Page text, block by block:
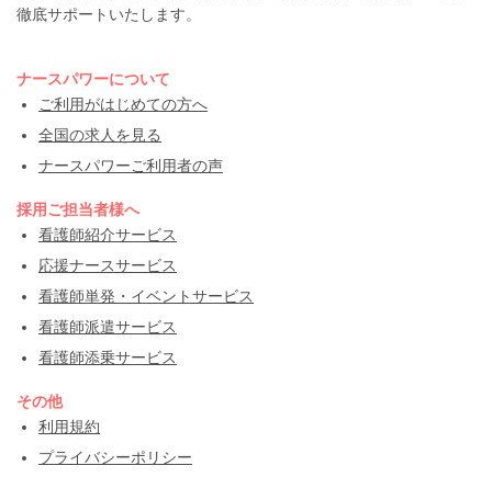
徹底サポートいたします。
ナースパワーについて
ご利用がはじめての方へ
全国の求人を見る
ナースパワーご利用者の声
採用ご担当者様へ
看護師紹介サービス
応援ナースサービス
看護師単発・イベントサービス
看護師派遣サービス
看護師添乗サービス
その他
利用規約
プライバシーポリシー